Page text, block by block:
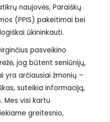
naujovės, Paraiškų
(PPIS) pakeitimai bei
ūkininkauti.
pasveikino
jog būtent seniūnijų,
yra arčiausiai žmonių –
suteikia informaciją,
Mes visi kartu
greitesnio,